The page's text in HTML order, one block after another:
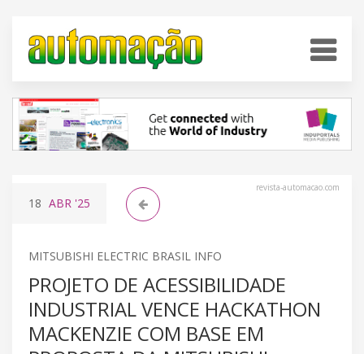
revista-automacao.com
18 ABR '25
MITSUBISHI ELECTRIC BRASIL INFO
PROJETO DE ACESSIBILIDADE
INDUSTRIAL VENCE HACKATHON
MACKENZIE COM BASE EM